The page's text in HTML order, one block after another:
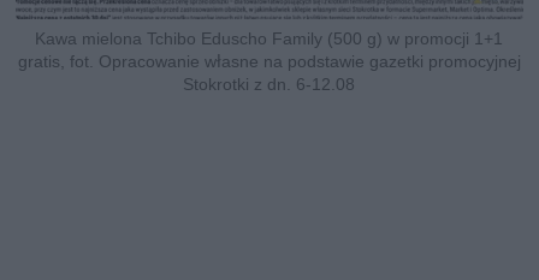
Kawa mielona Tchibo Eduscho Family (500 g) w promocji 1+1
gratis, fot. Opracowanie własne na podstawie gazetki promocyjnej
Stokrotki z dn. 6-12.08